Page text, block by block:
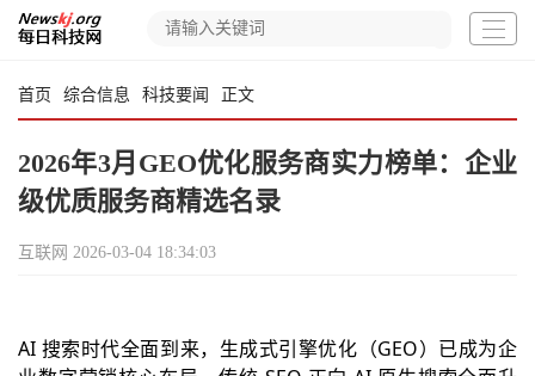
首页 综合信息 科技要闻 正文
2026年3月GEO优化服务商实力榜单：企业
级优质服务商精选名录
互联网 2026-03-04 18:34:03
AI 搜索时代全面到来，生成式引擎优化（GEO）已成为企